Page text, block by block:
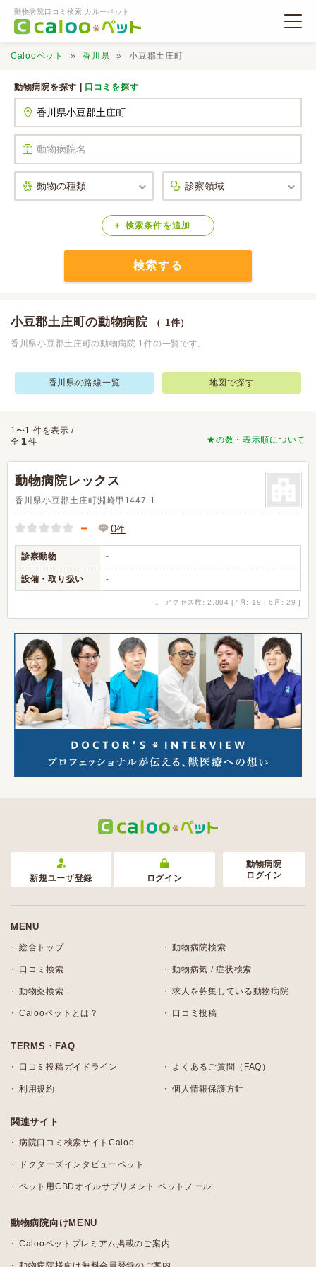
動物病院口コミ検索 カルーペット
口コミ検索
Calooペットとは？
Calooペット 香川県 小豆郡土庄町
動物病院を探す | 口コミを探す
検索条件 を追加
検索する
小豆郡土庄町の動物病院 （ 1件）
香川県小豆郡土庄町の動物病院 1件の一覧です。
香川県の路線一覧 地図で探す
★の数・表示順について
1〜1 件を表示 /
全 1件
動物病院レックス
香川県小豆郡土庄町淵崎甲1447-1
－ 0件
診察動物 -
設備・取り扱い -
↓ アクセス数: 2,804 [7月: 19 | 6月: 29 ]
新規ユーザ登録 ログイン
動物病院
ログイン
MENU
総合トップ 動物病院検索
口コミ検索 動物病気 / 症状検索
動物薬検索 求人を募集している動物病院
Calooペットとは？ 口コミ投稿
TERMS・FAQ
口コミ投稿ガイドライン よくあるご質問（FAQ）
利用規約 個人情報保護方針
関連サイト
病院口コミ検索サイトCaloo
ドクターズインタビューペット
ペット用CBDオイルサプリメント ペットノール
動物病院向けMENU
Calooペットプレミアム掲載のご案内